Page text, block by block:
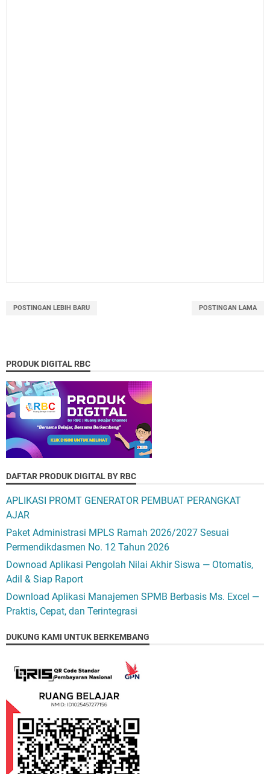
POSTINGAN LEBIH BARU POSTINGAN LAMA
PRODUK DIGITAL RBC
DAFTAR PRODUK DIGITAL BY RBC
APLIKASI PROMT GENERATOR PEMBUAT PERANGKAT
AJAR
Paket Administrasi MPLS Ramah 2026/2027 Sesuai
Permendikdasmen No. 12 Tahun 2026
Downoad Aplikasi Pengolah Nilai Akhir Siswa — Otomatis,
Adil & Siap Raport
Download Aplikasi Manajemen SPMB Berbasis Ms. Excel —
Praktis, Cepat, dan Terintegrasi
DUKUNG KAMI UNTUK BERKEMBANG